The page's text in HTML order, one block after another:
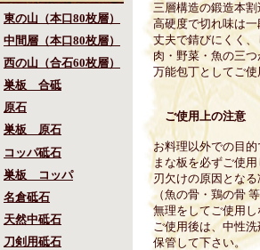
東の山（本口80枚層）
中間層（本口80枚層）
西の山（合石60枚層）
巣板 合砥
原石
巣板 原石
コッパ砥石
巣板 コッパ
名倉砥石
天然中砥石
刀剣用砥石
三層構造の鍛造本割
高硬度で切れ味は一
丈夫で錆びにくく、
肉・野菜・魚の三つ
万能包丁としてご使
ご使用上の注意
お料理以外での目的
まな板を必ずご使用
刃欠けの原因となる
（魚の骨・鶏の骨
無理をしてご使用し
ご使用後は、中性洗
保管して下さい。